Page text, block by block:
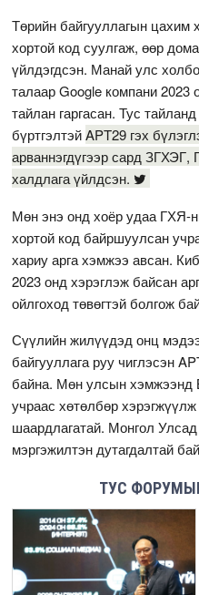
Төрийн байгууллагын цахим
хортой код суулгаж, өөр
үйлдэгдсэн. Манай улс
талаар Google компани
тайлан гаргасан. Тус
бүртгэлтэйAPT29 гэх
арваннэгдүгээр сард
халдлага үйлдсэн.
Мөн энэ онд хоёр удаа ГХЯ-
хортой код байршуулсан
хариу арга хэмжээ авсан.
2023 онд хэрэглэж байсан
ойлгоход төвөгтэй болгож
Сүүлийн жилүүдэд онц
байгууллага руу чиглэсэн
байна. Мөн улсын хэмжээнд
учраас хөтөлбөр
шаардлагатай. Монгол
мэргэжилтэн дутагдалтай
ТУС